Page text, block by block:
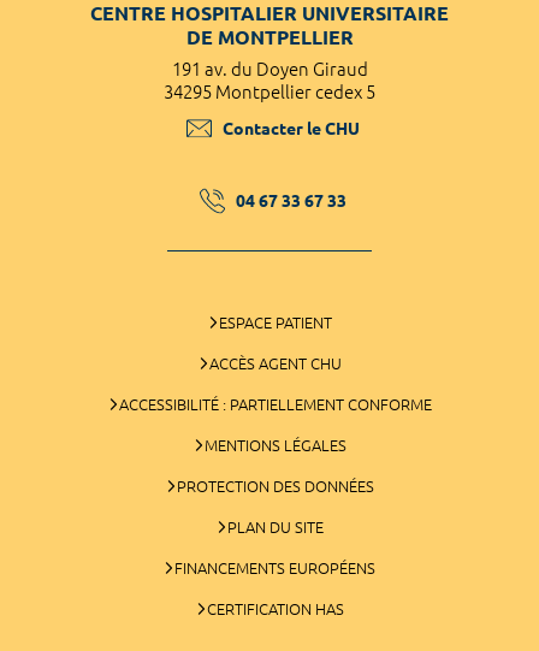
CENTRE HOSPITALIER UNIVERSITAIRE
DE MONTPELLIER
191 av. du Doyen Giraud
34295 Montpellier cedex 5
Contacter le CHU
04 67 33 67 33
ESPACE PATIENT
ACCÈS AGENT CHU
ACCESSIBILITÉ : PARTIELLEMENT CONFORME
MENTIONS LÉGALES
PROTECTION DES DONNÉES
PLAN DU SITE
FINANCEMENTS EUROPÉENS
CERTIFICATION HAS